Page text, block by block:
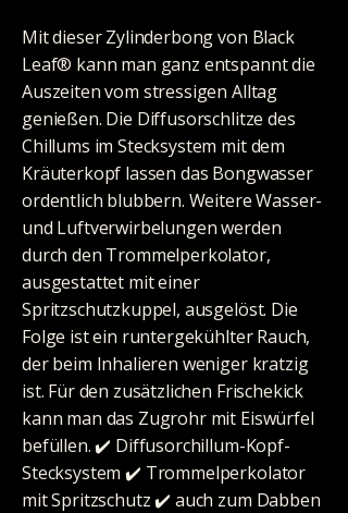
Mit dieser Zylinderbong von Black
Leaf® kann man ganz entspannt die
Auszeiten vom stressigen Alltag
genießen. Die Diffusorschlitze des
Chillums im Stecksystem mit dem
Kräuterkopf lassen das Bongwasser
ordentlich blubbern. Weitere Wasser-
und Luftverwirbelungen werden
durch den Trommelperkolator,
ausgestattet mit einer
Spritzschutzkuppel, ausgelöst. Die
Folge ist ein runtergekühlter Rauch,
der beim Inhalieren weniger kratzig
ist. Für den zusätzlichen Frischekick
kann man das Zugrohr mit Eiswürfel
befüllen. ✔️ Diffusorchillum-Kopf-
Stecksystem ✔️ Trommelperkolator
mit Spritzschutz ✔️ auch zum Dabben